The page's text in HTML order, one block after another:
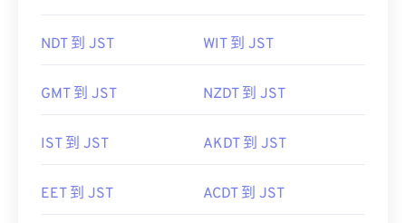
NDT 到 JST WIT 到 JST
GMT 到 JST NZDT 到 JST
IST 到 JST AKDT 到 JST
EET 到 JST ACDT 到 JST